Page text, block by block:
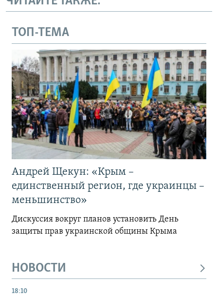
ТОП-ТЕМА
Андрей Щекун: «Крым –
единственный регион, где украинцы –
меньшинство»
Дискуссия вокруг планов установить День
защиты прав украинской общины Крыма
НОВОСТИ
18:10